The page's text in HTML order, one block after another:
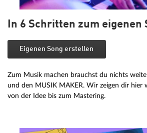
In 6 Schritten zum eigenen
Eigenen Song erstellen
Zum Musik machen brauchst du nichts
und den MUSIK MAKER. Wir zeigen dir hier
von der Idee bis zum Mastering.